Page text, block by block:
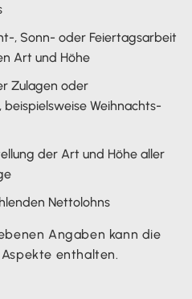
, Sonn- oder Feiertagsarbeit
Art und Höhe
Zulagen oder
Weihnachts-
der Art und Höhe aller
Nettolohns
Angaben kann die
enthalten.